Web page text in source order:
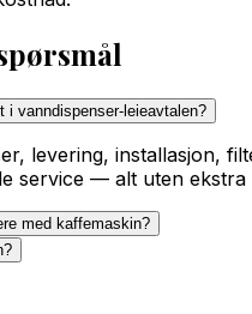
i vanndispenser-leieavtalen?
levering, installasjon,
service — alt uten ekstra
med kaffemaskin?